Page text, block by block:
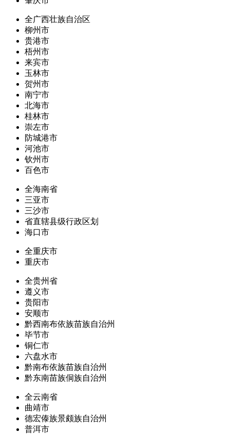
全广西壮族自治区
柳州市
贵港市
梧州市
来宾市
玉林市
贺州市
南宁市
北海市
桂林市
崇左市
防城港市
河池市
钦州市
百色市
全海南省
三亚市
三沙市
省直辖县级行政区划
海口市
全重庆市
重庆市
全贵州省
遵义市
贵阳市
安顺市
黔西南布依族苗族自治州
毕节市
铜仁市
六盘水市
黔南布依族苗族自治州
黔东南苗族侗族自治州
全云南省
曲靖市
德宏傣族景颇族自治州
普洱市